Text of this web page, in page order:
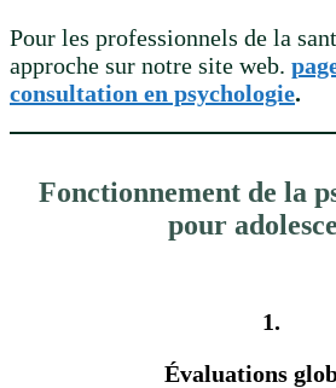
Pour les professionnels de la
approche sur notre site web.
consultation en psychologie.
Fonctionnement de la
pour
1.
Évaluations